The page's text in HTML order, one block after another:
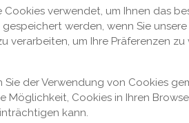
verwendet, um Ihnen das
werden, wenn Sie
verarbeiten, um Ihre Präferenzen
der Verwendung von Cookies
Möglichkeit, Cookies in Ihren
kann.